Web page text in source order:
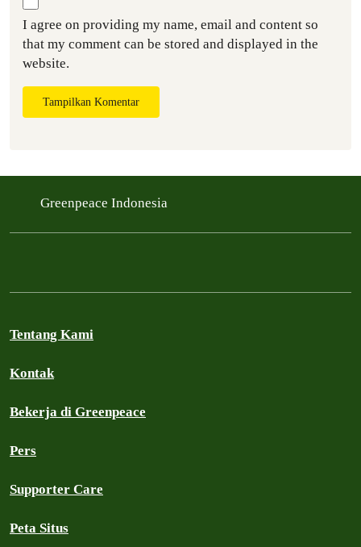
I agree on providing my name, email and content so
that my comment can be stored and displayed in the
website.
Tampilkan Komentar
Greenpeace Indonesia
Tentang Kami
Kontak
Bekerja di Greenpeace
Pers
Supporter Care
Peta Situs